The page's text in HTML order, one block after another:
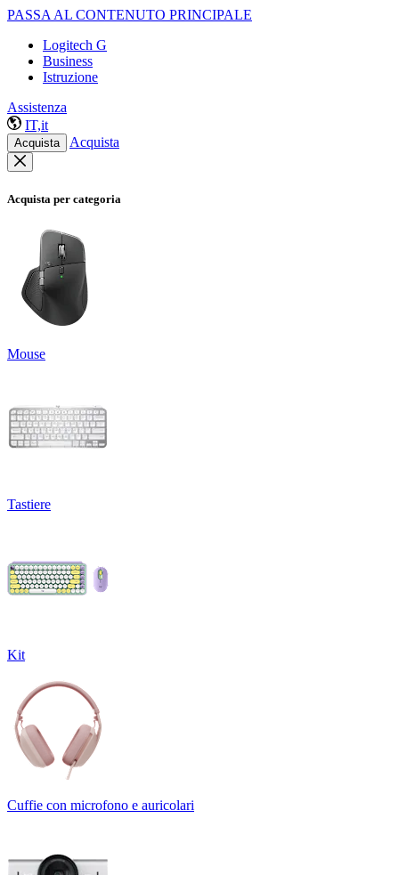
PASSA AL CONTENUTO PRINCIPALE
Logitech G
Business
Istruzione
Assistenza
IT,it
Acquista Acquista
Acquista per categoria
Mouse
Tastiere
Kit
Cuffie con microfono e auricolari